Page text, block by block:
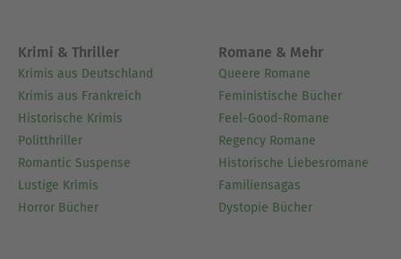
Krimi & Thriller
Krimis aus Deutschland
Krimis aus Frankreich
Historische Krimis
Politthriller
Romantic Suspense
Lustige Krimis
Horror Bücher
Romane & Mehr
Queere Romane
Feministische Bücher
Feel-Good-Romane
Regency Romane
Historische Liebesromane
Familiensagas
Dystopie Bücher